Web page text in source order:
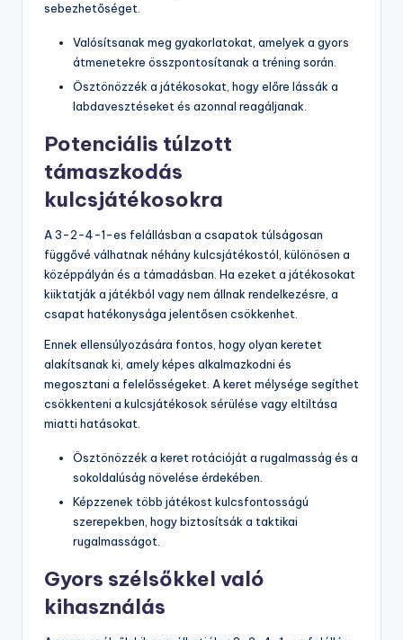
sebezhetőséget.
Valósítsanak meg gyakorlatokat, amelyek a gyors
átmenetekre összpontosítanak a tréning során.
Ösztönözzék a játékosokat, hogy előre lássák a
labdavesztéseket és azonnal reagáljanak.
Potenciális túlzott
támaszkodás
kulcsjátékosokra
A 3-2-4-1-es felállásban a csapatok túlságosan
függővé válhatnak néhány kulcsjátékostól, különösen a
középpályán és a támadásban. Ha ezeket a játékosokat
kiiktatják a játékból vagy nem állnak rendelkezésre, a
csapat hatékonysága jelentősen csökkenhet.
Ennek ellensúlyozására fontos, hogy olyan keretet
alakítsanak ki, amely képes alkalmazkodni és
megosztani a felelősségeket. A keret mélysége segíthet
csökkenteni a kulcsjátékosok sérülése vagy eltiltása
miatti hatásokat.
Ösztönözzék a keret rotációját a rugalmasság és a
sokoldalúság növelése érdekében.
Képzzenek több játékost kulcsfontosságú
szerepekben, hogy biztosítsák a taktikai
rugalmasságot.
Gyors szélsőkkel való
kihasználás